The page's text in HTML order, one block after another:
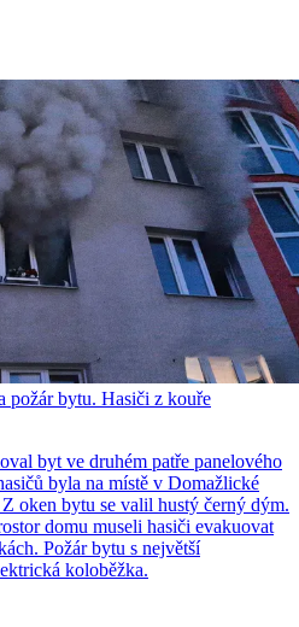
požár bytu. Hasiči z kouře
byt ve druhém patře panelového
byla na místě v Domažlické
oken bytu se valil hustý černý dým.
domu museli hasiči evakuovat
Požár bytu s největší
koloběžka.